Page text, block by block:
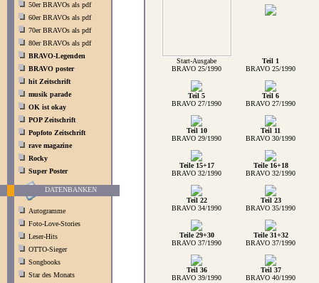
50er BRAVOs als pdf
60er BRAVOs als pdf
70er BRAVOs als pdf
80er BRAVOs als pdf
BRAVO-Legenden
BRAVO poster
hit Zeitschrift
musik parade
OK ist okay
POP Zeitschrift
Popfoto Zeitschrift
rave magazine
Rocky
Super Poster
DATENBANKEN
Autogramme
Foto-Love-Stories
Leser-Hits
OTTO-Sieger
Songbooks
Star des Monats
Start-Ausgabe
Teil 1
BRAVO 25/1990
BRAVO 25/1990
Teil 5
Teil 6
BRAVO 27/1990
BRAVO 27/1990
Teil 10
Teil 11
BRAVO 29/1990
BRAVO 30/1990
Teile 15+17
Teile 16+18
BRAVO 32/1990
BRAVO 32/1990
Teil 22
Teil 23
BRAVO 34/1990
BRAVO 35/1990
Teile 29+30
Teile 31+32
BRAVO 37/1990
BRAVO 37/1990
Teil 36
Teil 37
BRAVO 39/1990
BRAVO 40/1990